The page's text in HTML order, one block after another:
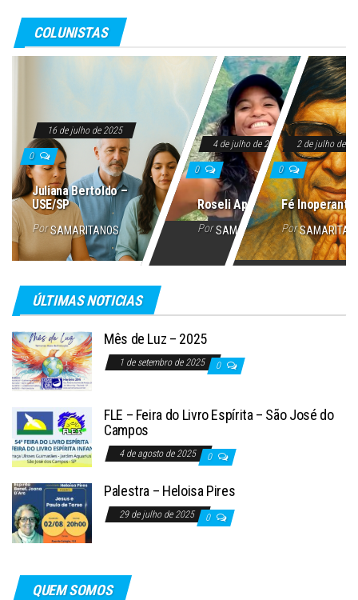
COLUNISTAS
16 de julho de 2025
0
Juliana Bertoldo –
USE/SP
Por SAMARITANOS
4 de julho de 2025
0
Roseli Aparecida
Por SAMARITANOS
2 de julho de
0
Fé Inoperante
Por
ÚLTIMAS NOTICIAS
Mês de Luz – 2025
1 de setembro de 2025 0
FLE – Feira do Livro Espírita – São José do
Campos
4 de agosto de 2025 0
Palestra – Heloisa Pires
29 de julho de 2025 0
QUEM SOMOS